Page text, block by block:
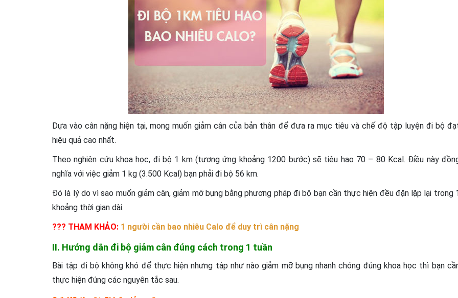
Dựa vào cân nặng hiện tại, mong muốn giảm cân của bản thân để đưa ra mục tiêu và chế độ tập luyện đi bộ
hiệu quả cao nhất.
Theo nghiên cứu khoa học, đi bộ 1 km (tương ứng khoảng 1200 bước) sẽ tiêu hao 70 – 80 Kcal. Điều này
nghĩa với việc giảm 1 kg (3.500 Kcal) bạn phải đi bộ 56 km.
Đó là lý do vì sao muốn giảm cân, giảm mỡ bụng bằng phương pháp đi bộ bạn cần thực hiện đều đặn lặp lại trong
khoảng thời gian dài.
??? THAM KHẢO: 1 người cần bao nhiêu Calo để duy trì cân nặng
II. Hướng dẫn đi bộ giảm cân đúng cách trong 1 tuần
Bài tập đi bộ không khó để thực hiện nhưng tập như nào giảm mỡ bụng nhanh chóng đúng khoa học thì bạn
thực hiện đúng các nguyên tắc sau.